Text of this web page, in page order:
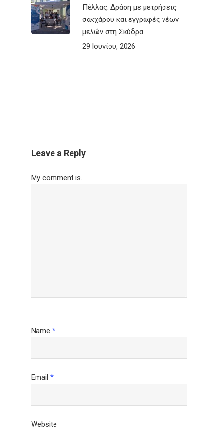
Πέλλας: Δράση με μετρήσεις
σακχάρου και εγγραφές νέων
μελών στη Σκύδρα
29 Ιουνίου, 2026
Leave a Reply
My comment is..
Name *
Email *
Website